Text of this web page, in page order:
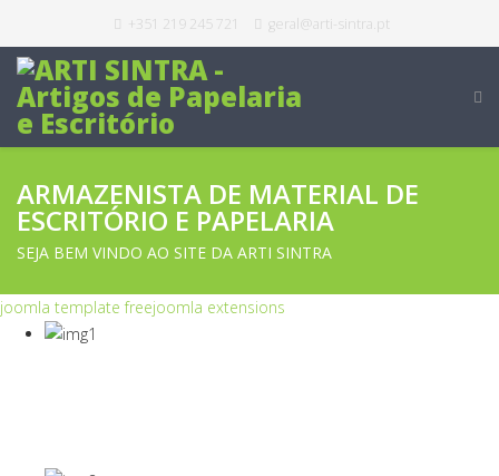
+351 219 245 721 geral@arti-sintra.pt
ARMAZENISTA DE MATERIAL DE
ESCRITÓRIO E PAPELARIA
SEJA BEM VINDO AO SITE DA ARTI SINTRA
joomla template freejoomla extensions